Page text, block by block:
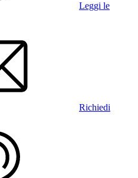
Leggi le
Richiedi